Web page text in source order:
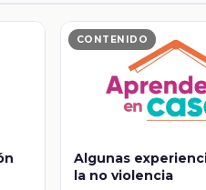
CONTENIDO
Algunas
la no violencia